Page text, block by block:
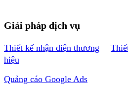
Giải pháp dịch vụ
Thiết kế nhận diện thương
hiệu
Quảng cáo Google Ads